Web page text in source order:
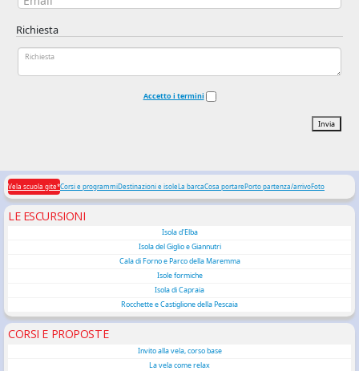
Richiesta
Accetto i termini
Invia
Vela scuola gite*Corsi e programmiDestinazioni e isoleLa barcaCosa portarePorto partenza/arrivoFoto
LE ESCURSIONI
Isola d'Elba
Isola del Giglio e Giannutri
Cala di Forno e Parco della Maremma
Isole formiche
Isola di Capraia
Rocchette e Castiglione della Pescaia
CORSI E PROPOSTE
Invito alla vela, corso base
La vela come relax